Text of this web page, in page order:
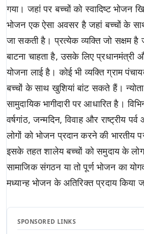
गया। जहां पर बच्चों को स्वादिष्ट भोजन
भोजन एक ऐसा अवसर है जहां बच्चों के
जा सकती है। प्रत्येक व्यक्ति जो सक्षम है
बाटना चाहता है, उसके लिए प्रधानमंत्री
योजना लाई है। कोई भी व्यक्ति ग्राम
बच्चों के साथ खुशियां बांट सकते हैं।
सामुदायिक भागीदारी पर आधारित है।
वर्षगांठ, जन्मदिन, विवाह और राष्ट्रीय
लोगों को भोजन प्रदान करने की भारतीय
इसके तहत शालेय बच्चों को समुदाय के
सामाजिक संगठन या तो पूर्ण भोजन का
मध्यान्ह भोजन के अतिरिक्त प्रदाय किया
SPONSORED LINKS